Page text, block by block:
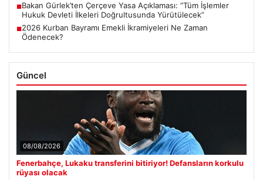
■Bakan Gürlek’ten Çerçeve Yasa Açıklaması: “Tüm İşlemler
Hukuk Devleti İlkeleri Doğrultusunda Yürütülecek”
■2026 Kurban Bayramı Emekli İkramiyeleri Ne Zaman
Ödenecek?
Güncel
08/08/2026
Fenerbahçe, Lukaku transferini bitiriyor! Defansların korkulu
rüyası olacak